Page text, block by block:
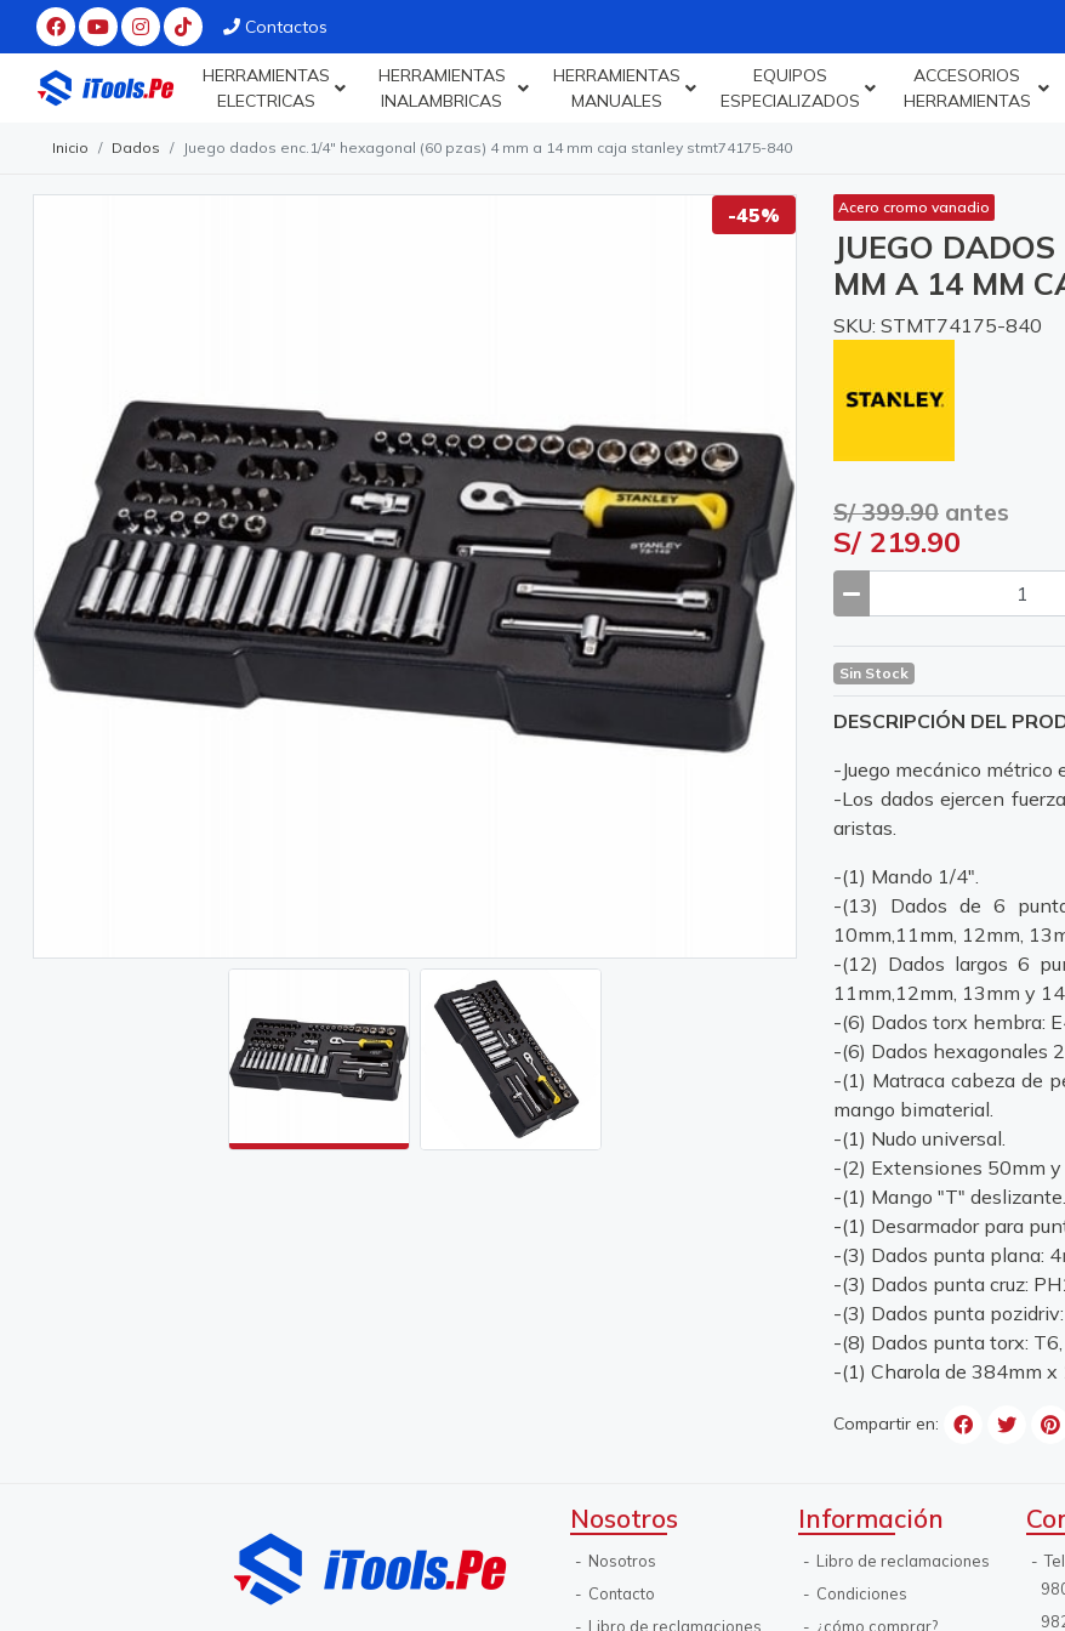
Contactos
HERRAMIENTAS
ELECTRICAS
HERRAMIENTAS
INALAMBRICAS
HERRAMIENTAS
MANUALES
EQUIPOS
ESPECIALIZADOS
ACCESORIOS
HERRAMIENTAS
Inicio Dados Juego dados enc.1/4" hexagonal (60 pzas) 4 mm a 14 mm caja stanley stmt74175-840
-45% Acero cromo vanadio
JUEGO
MM A 14 MM
SKU: STMT74175-840
S/ 399.90 antes
S/ 219.90
Sin Stock
DESCRIPCIÓN DEL
-Juego mecánico métrico
-Los dados ejercen
aristas.
-(1) Mando 1/4".
-(13) Dados de 6
10mm,11mm, 12mm,
-(12) Dados largos 6
11mm,12mm, 13mm y
-(6) Dados torx hembra:
-(6) Dados hexagonales
-(1) Matraca cabeza de
mango bimaterial.
-(1) Nudo universal.
-(2) Extensiones 50mm
-(1) Mango "T" deslizante.
-(1) Desarmador para
-(3) Dados punta plana:
-(3) Dados punta cruz:
-(3) Dados punta
-(8) Dados punta torx:
-(1) Charola de 384mm
Compartir en:
Nosotros
Nosotros
Contacto
Libro de reclamaciones
Información
Libro de reclamaciones
Condiciones
¿cómo comprar?